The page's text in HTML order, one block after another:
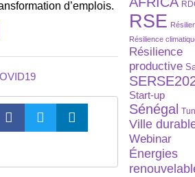
d’emplois.
RSE
Résilience
Résilience
productive
Start-up
Sénégal
Ville
Webinar
Énergies